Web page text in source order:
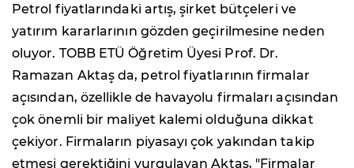
Petrol fiyatlarındaki artış, şirket bütçeleri ve
yatırım kararlarının gözden geçirilmesine neden
oluyor. TOBB ETÜ Öğretim Üyesi Prof. Dr.
Ramazan Aktaş da, petrol fiyatlarının firmalar
açısından, özellikle de havayolu firmaları açısından
çok önemli bir maliyet kalemi olduğuna dikkat
çekiyor. Firmaların piyasayı çok yakından takip
etmesi gerektiğini vurgulayan Aktaş, "Firmalar